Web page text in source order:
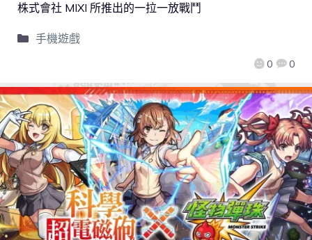
0 0
株式會社 MIXI 所推出的一拉一放戰鬥
手機遊戲